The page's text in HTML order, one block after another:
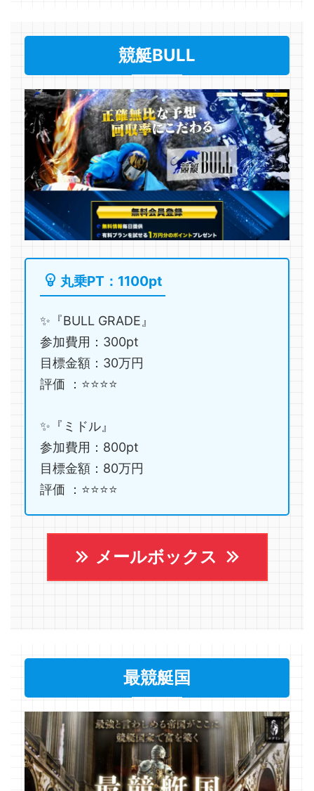
競艇BULL
丸乗PT：1100pt
✨『BULL GRADE』
参加費用：300pt
目標金額：30万円
評価 ：⭐️⭐️⭐️⭐️
✨『ミドル』
参加費用：800pt
目標金額：80万円
評価 ：⭐️⭐️⭐️⭐️
メールボックス
最競艇国